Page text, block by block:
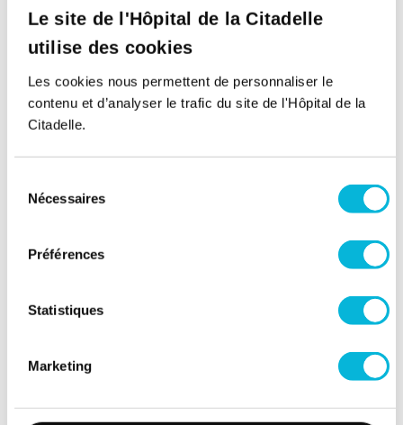
Le site de l'Hôpital de la Citadelle
utilise des cookies
Les cookies nous permettent de personnaliser le
contenu et d’analyser le trafic du site de l'Hôpital de la
Citadelle.
Nécessaires
Préférences
Statistiques
Marketing
Mercredi
Matin
Après-midi
Jeudi
Après-midi
Vendredi
Après-midi
Samedi